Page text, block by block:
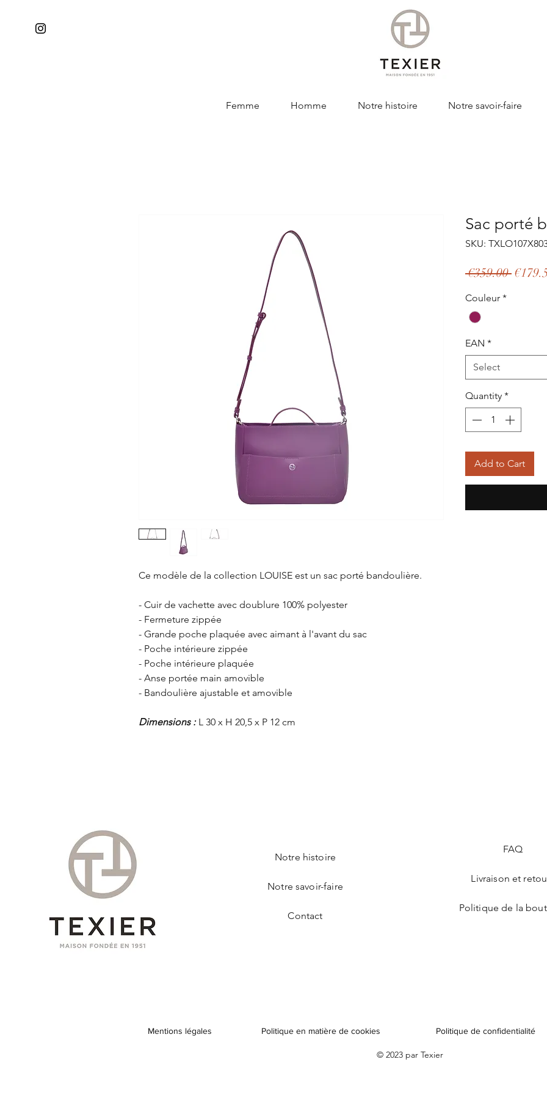
Femme Homme Notre histoire Notre savoir-faire
Ce modèle de la collection LOUISE est un sac porté bandoulière.
- Cuir de vachette avec doublure 100% polyester
- Fermeture zippée
- Grande poche plaquée avec aimant à l'avant du sac
- Poche intérieure zippée
- Poche intérieure plaquée
- Anse portée main amovible
- Bandoulière ajustable et amovible
Dimensions :L 30 x H 20,5 x P 12 cm
Sac porté
SKU:
€359.00
Couleur *
EAN *
Select
Quantity *
Add to Cart
Notre histoire
Notre savoir-faire
Contact
FAQ
Livraison et
Politique de la
Mentions légales Politique en matière de cookies Politique de confidentialité
© 2023 par Texier